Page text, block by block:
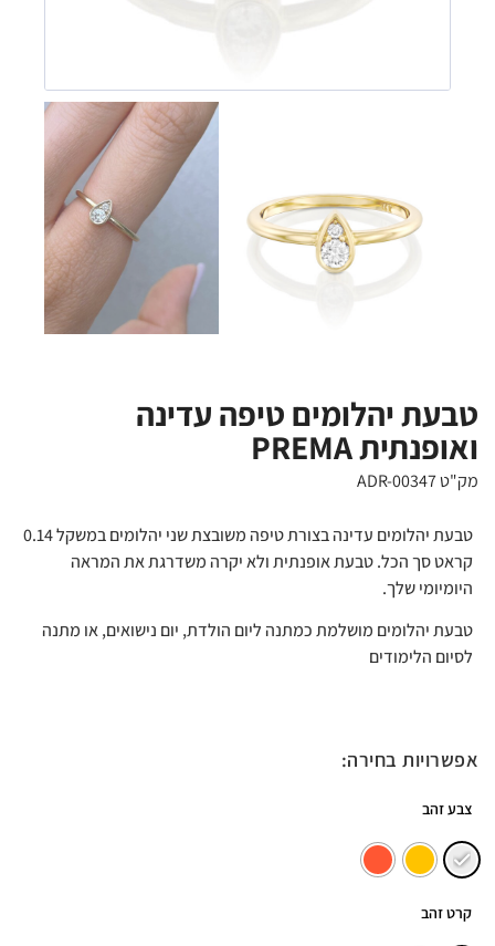
טבעת יהלומים טיפה עדינה
ואופנתית PREMA
מק"ט ADR-00347
טבעת יהלומים עדינה בצורת טיפה משובצת שני יהלומים במשקל 0.14
קראט סך הכל. טבעת אופנתית ולא יקרה משדרגת את המראה
היומיומי שלך.
טבעת יהלומים מושלמת כמתנה ליום הולדת, יום נישואים, או מתנה
לסיום הלימודים
אפשרויות בחירה:
צבע זהב
קרט זהב